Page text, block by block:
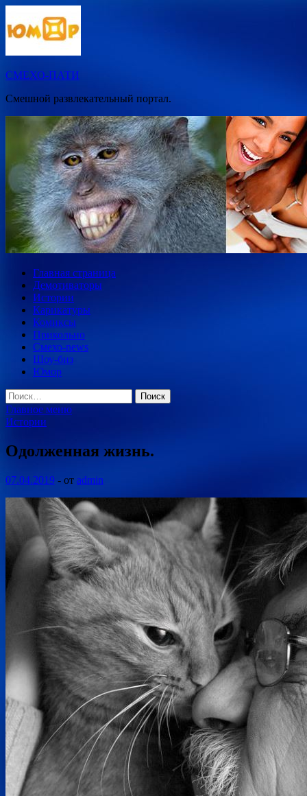
к
содержимому
СМЕХО-ПАТИ
Смешной развлекательный портал.
Главная страница
Демотиваторы
Истории
Карикатуры
Комиксы
Прикольно
Смехо-news
Шоу-биз
Юмор
Найти:
Главное меню
Истории
Одолженная жизнь.
07.04.2019 - от admin